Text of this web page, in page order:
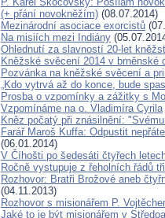
(+ přání novokněžím) (08.07.2014)
Mezinárodní asociace exorcistů
Na misiích mezi Indiány
Ohlednutí za slavností 20-let
Kněžské svěcení 2014 v
Pozvánka na kněžské svěcení a
„Kdo vytrvá až do konce, bude
Prosba o vzpomínky a zážitky s
Vzpomínáme na o. Vladimíra Cyrila
Kněz počatý při znásilnění:
Farář Maroš Kuffa: Odpustit
(06.01.2014)
V Číhošti po šedesáti čtyřech
Ročně vystupuje z řeholních řádů
Rozhovor: Bratři Brožové aneb
(04.11.2013)
Rozhovor s misionářem P.
Jaké to je být misionářem v